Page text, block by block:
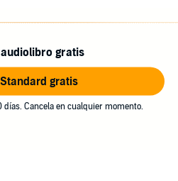
gratis
gratis
Cancela en cualquier momento.